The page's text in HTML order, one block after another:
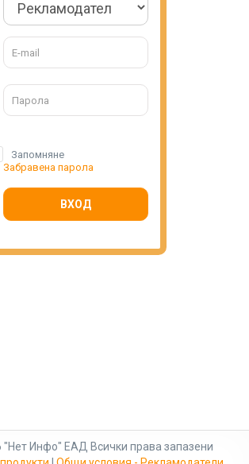
Запомняне
Забравена парола
ВХОД
"Нет Инфо" ЕАД Всички права запазени